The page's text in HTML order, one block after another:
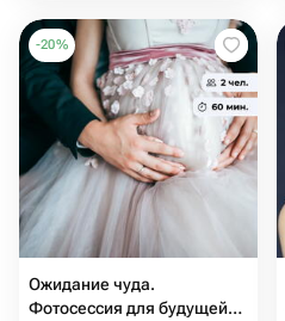
-20%
Ожидание чуда.
Фотосессия для будущей